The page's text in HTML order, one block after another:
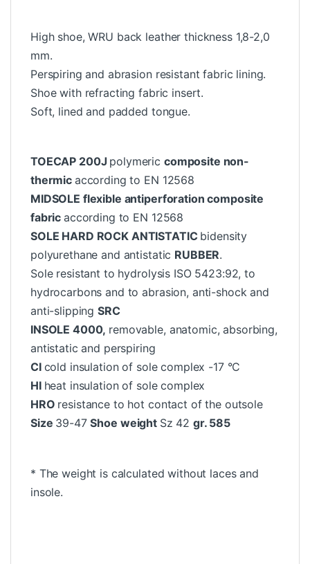
High shoe, WRU back leather thickness 1,8-2,0
mm.
Perspiring and abrasion resistant fabric lining.
Shoe with refracting fabric insert.
Soft, lined and padded tongue.
TOECAP 200J polymeric composite non-
thermic according to EN 12568
MIDSOLE flexible antiperforation composite
fabricaccording to EN 12568
SOLE HARD ROCK ANTISTATIC bidensity
polyurethane and antistatic RUBBER.
Sole resistant to hydrolysis ISO 5423:92, to
hydrocarbons and to abrasion, anti-shock and
anti-slippingSRC
INSOLE 4000, removable, anatomic, absorbing,
antistatic and perspiring
CI cold insulation of sole complex -17 °C
HI heat insulation of sole complex
HRO resistance to hot contact of the outsole
Size 39-47Shoe weight Sz 42 gr. 585
* The weight is calculated without laces and
insole.